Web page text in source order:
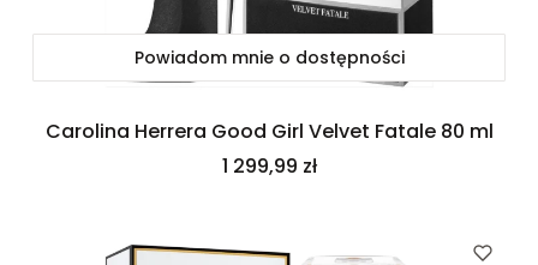
Powiadom mnie o dostępności
Carolina Herrera Good Girl Velvet Fatale 80 ml
Cena
1 299,99 zł